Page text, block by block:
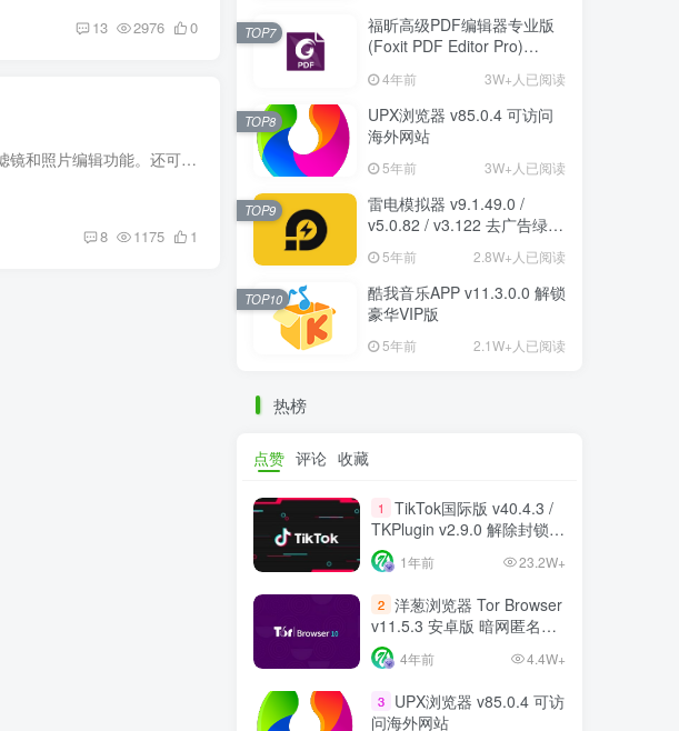
13 2976 0
B612咔叽是一款专为用户打造的照片制作工具。它具有各种贴纸、滤镜和照片编辑功能。还可以做表情包，B612咔叽拥有超过1000个贴纸，从卖萌、搞怪、混血女神，一秒钟带用户变身；神秘的欧若拉等亦...
8 1175 1
福昕高级PDF编辑器专业版
(Foxit PDF Editor Pro)
4年前 3W+人已阅读
TOP7
UPX浏览器 v85.0.4 可访问
海外网站
5年前 3W+人已阅读
TOP8
雷电模拟器 v9.1.49.0 /
v5.0.82 / v3.122 去广告绿色
5年前 2.8W+人已阅读
TOP9
酷我音乐APP v11.3.0.0 解锁
豪华VIP版
5年前 2.1W+人已阅读
TOP10
热榜
点赞 评论 收藏
1
TikTok国际版 v40.4.3 /
TKPlugin v2.9.0 解除封锁/
中文破解版 支持选国区
1年前 23.2W+
2 洋葱浏览器 Tor Browser
v11.5.3 安卓版 暗网匿名浏
览器
4年前 4.4W+
3
UPX浏览器 v85.0.4 可访
问海外网站